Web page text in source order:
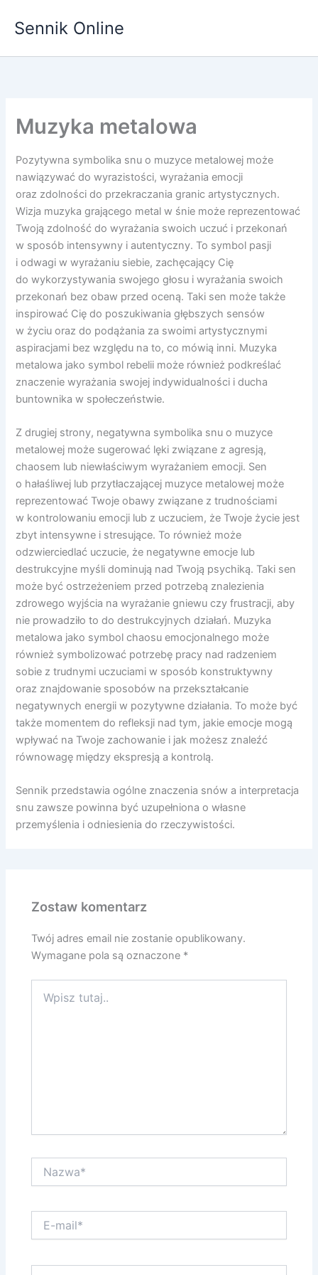
Sennik Online
Muzyka metalowa
Pozytywna symbolika snu o muzyce metalowej może
nawiązywać do wyrazistości, wyrażania emocji
oraz zdolności do przekraczania granic artystycznych.
Wizja muzyka grającego metal w śnie może reprezentować
Twoją zdolność do wyrażania swoich uczuć i przekonań
w sposób intensywny i autentyczny. To symbol pasji
i odwagi w wyrażaniu siebie, zachęcający Cię
do wykorzystywania swojego głosu i wyrażania swoich
przekonań bez obaw przed oceną. Taki sen może także
inspirować Cię do poszukiwania głębszych sensów
w życiu oraz do podążania za swoimi artystycznymi
aspiracjami bez względu na to, co mówią inni. Muzyka
metalowa jako symbol rebelii może również podkreślać
znaczenie wyrażania swojej indywidualności i ducha
buntownika w społeczeństwie.
Z drugiej strony, negatywna symbolika snu o muzyce
metalowej może sugerować lęki związane z agresją,
chaosem lub niewłaściwym wyrażaniem emocji. Sen
o hałaśliwej lub przytłaczającej muzyce metalowej może
reprezentować Twoje obawy związane z trudnościami
w kontrolowaniu emocji lub z uczuciem, że Twoje życie jest
zbyt intensywne i stresujące. To również może
odzwierciedlać uczucie, że negatywne emocje lub
destrukcyjne myśli dominują nad Twoją psychiką. Taki sen
może być ostrzeżeniem przed potrzebą znalezienia
zdrowego wyjścia na wyrażanie gniewu czy frustracji, aby
nie prowadziło to do destrukcyjnych działań. Muzyka
metalowa jako symbol chaosu emocjonalnego może
również symbolizować potrzebę pracy nad radzeniem
sobie z trudnymi uczuciami w sposób konstruktywny
oraz znajdowanie sposobów na przekształcanie
negatywnych energii w pozytywne działania. To może być
także momentem do refleksji nad tym, jakie emocje mogą
wpływać na Twoje zachowanie i jak możesz znaleźć
równowagę między ekspresją a kontrolą.
Sennik przedstawia ogólne znaczenia snów a interpretacja
snu zawsze powinna być uzupełniona o własne
przemyślenia i odniesienia do rzeczywistości.
Zostaw komentarz
Twój adres email nie zostanie opublikowany.
Wymagane pola są oznaczone *
tutaj..
mail*